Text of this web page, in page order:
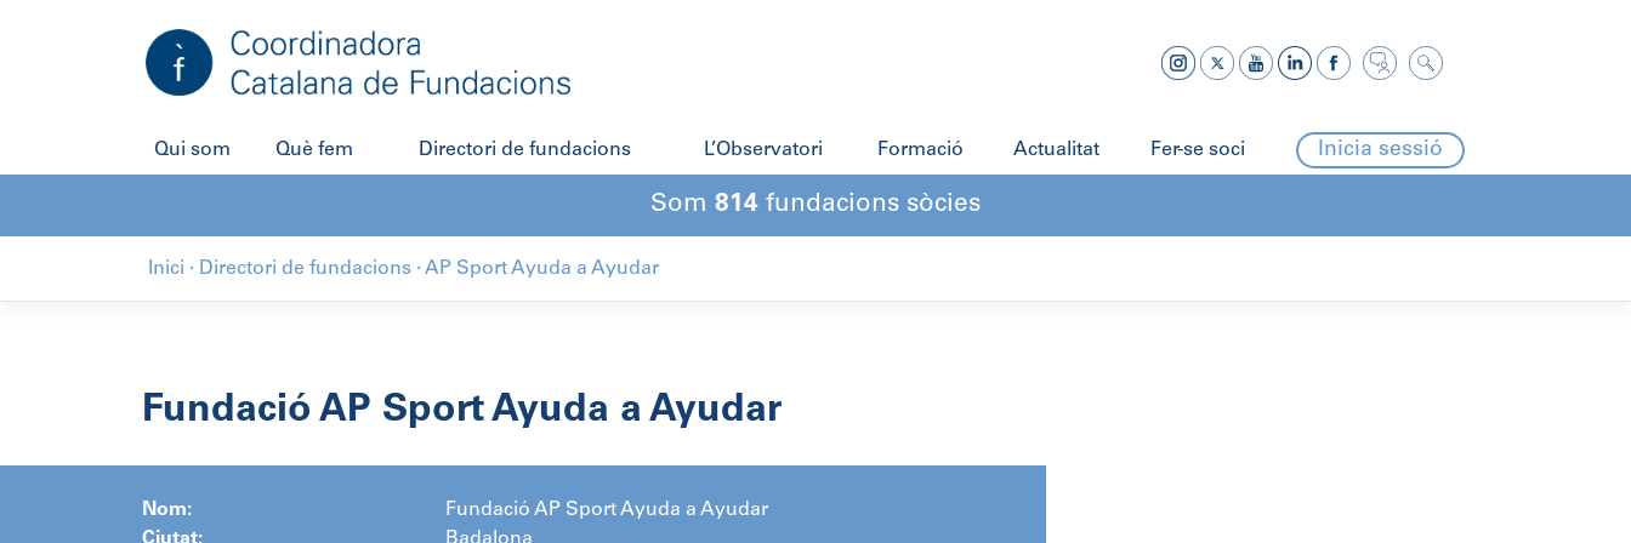
Qui som Què fem Directori de fundacions L’Observatori Formació Actualitat Fer-se soci Inicia sessió
Som 814 fundacions sòcies
Inici · Directori de fundacions · AP Sport Ayuda a Ayudar
Fundació AP Sport Ayuda a Ayudar
Nom:
Fundació AP Sport Ayuda a Ayudar